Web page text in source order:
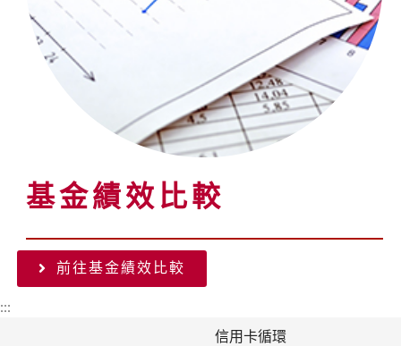
基金績效比較
前往基金績效比較
:::
信用卡循環
窗）